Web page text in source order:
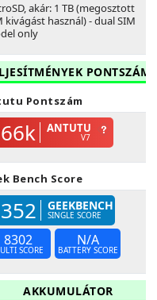
akár: 1 TB (megosztott
kivágást használ) - dual SIM
only
PONTSZÁM
Pontszám
ANTUTU
V7
Bench Score
GEEKBENCH
SINGLE SCORE
8302
SCORE
N/A
BATTERY SCORE
AKKUMULÁTOR